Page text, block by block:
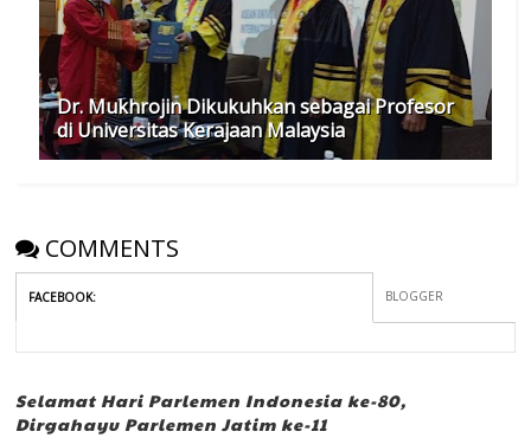
Dr. Mukhrojin Dikukuhkan sebagai Profesor
di Universitas Kerajaan Malaysia
COMMENTS
FACEBOOK: BLOGGER
Selamat Hari Parlemen Indonesia ke-80,
Dirgahayu Parlemen Jatim ke-11